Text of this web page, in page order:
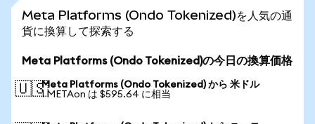
Meta Platforms (Ondo Tokenized)を人気の通
貨に換算して探索する
Meta Platforms (Ondo Tokenized)の今日の換算価格
🇺🇸Meta Platforms (Ondo Tokenized) から 米ドル
1 METAon は $595.64 に相当